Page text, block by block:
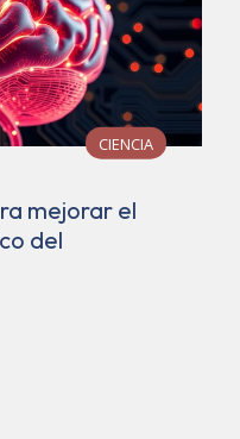
CIENCIA
mejorar el
del